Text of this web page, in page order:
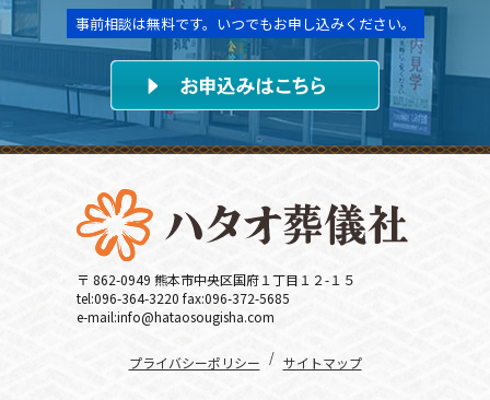
事前相談は無料です。いつでもお申し込みください。
〒 862-0949 熊本市中央区国府１丁目１２-１５
tel:096-364-3220 fax:096-372-5685
e-mail:info@hataosougisha.com
プライバシーポリシー / サイトマップ